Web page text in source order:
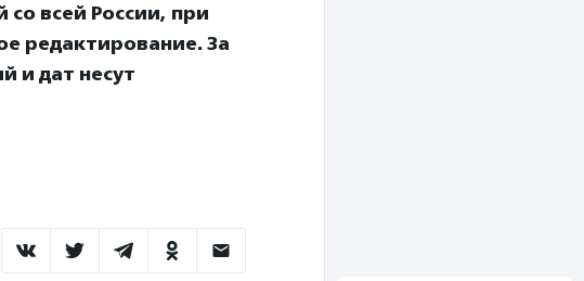
всей России, при
редактирование. За
и дат несут